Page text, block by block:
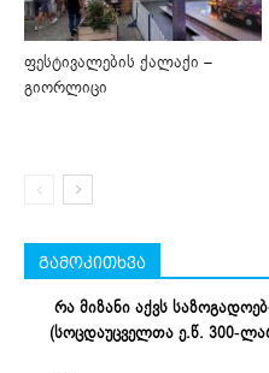
ფესტივალების ქალაქი –
გიორლიცი
გამოკითხვა
რა მიზანი აქვს
(სოცდაუცველთა ე.წ. 300-